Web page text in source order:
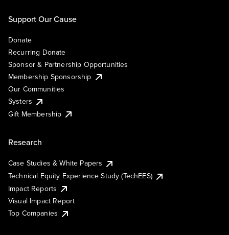
Support Our Cause
Donate
Recurring Donate
Sponsor & Partnership Opportunities
Membership Sponsorship
Our Communities
Systers
Gift Membership
Research
Case Studies & White Papers
Technical Equity Experience Study (TechEES)
Impact Reports
Visual Impact Report
Top Companies